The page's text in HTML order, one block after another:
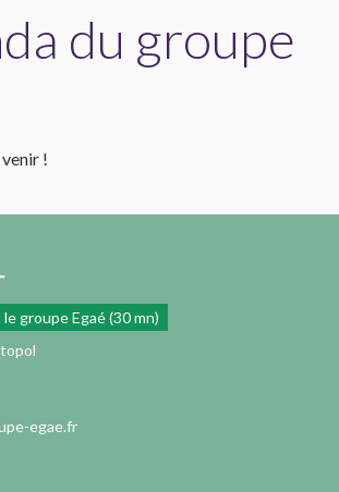
du groupe
!
groupe Egaé (30 mn)
egae.fr